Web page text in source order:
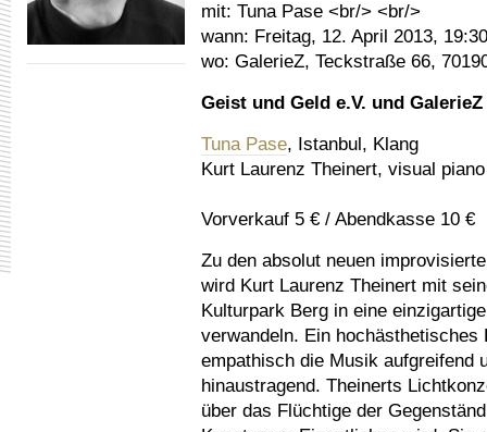
mit: Tuna Pase <br/> <br/>
wann: Freitag, 12. April 2013,
wo: GalerieZ, Teckstraße 66,
Geist und Geld e.V. und GalerieZ
Tuna Pase, Istanbul, Klang
Kurt Laurenz Theinert, visual piano
Vorverkauf 5 € / Abendkasse 10 €
Zu den absolut neuen
wird Kurt Laurenz Theinert mit
Kulturpark Berg in eine
verwandeln. Ein
empathisch die Musik aufgreifend
hinaustragend. Theinerts
über das Flüchtige der